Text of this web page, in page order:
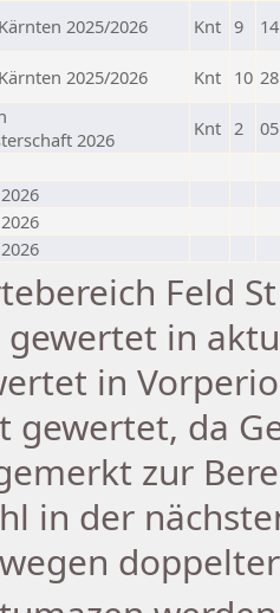
2025/2026 Knt 9
2025/2026 Knt 10
2026
Knt 2
Feld
gewertet in
in
gewertet, da
zur
in der